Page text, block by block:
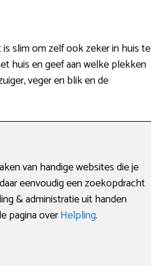
slim om zelf ook zeker in huis te
huis en geef aan welke plekken
veger en blik en de
van handige websites die je
eenvoudig een zoekopdracht
& administratie uit handen
pagina overHelpling.